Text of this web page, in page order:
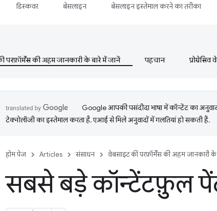
डिस्कवर बेसलाइन बेसलाइन इस्तेमाल करने का तरीका
परफ़ॉर्मेंस की अहम जानकारी के बारे में जानें पहचान
Google आपकी पसंदीदा भाषा में कॉन्टेंट का
टेक्नोलॉजी का इस्तेमाल करता है. एआई से मिले अनुवादों में गलतियां हो सकती हैं.
होम पेज Articles संसाधन वेबसाइट की परफ़ॉर्मेंस की अहम जानकारी
सबसे बड़े कॉन्टेंटफ़ुल